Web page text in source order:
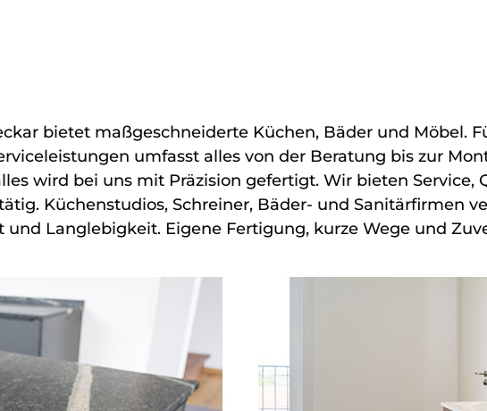
bietet maßgeschneiderte Küchen, Bäder und Möbel.
umfasst alles von der Beratung bis zur
wird bei uns mit Präzision gefertigt. Wir bieten
Küchenstudios, Schreiner, Bäder- und Sanitärfirmen
Langlebigkeit. Eigene Fertigung, kurze Wege und